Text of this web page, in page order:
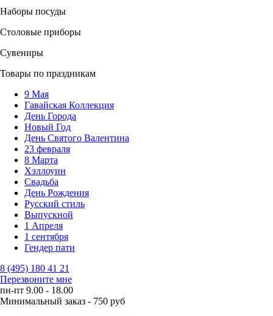
Наборы посуды
Столовые приборы
Сувениры
Товары по праздникам
9 Мая
Гавайская Коллекция
День Города
Новый Год
День Святого Валентина
23 февраля
8 Марта
Хэллоуин
Свадьба
День Рождения
Русский стиль
Выпускной
1 Апреля
1 сентября
Гендер пати
8 (495) 180 41 21
Перезвоните мне
пн-пт 9.00 - 18.00
Минимальный заказ - 750 руб